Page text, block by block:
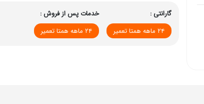
گارانتی :
۲۴ ماهه همتا تعمیر
خدمات پس از فروش :
۲۴ ماهه همتا تعمیر